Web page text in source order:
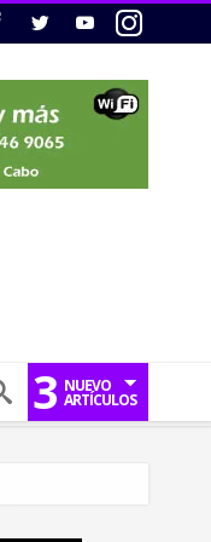
3 NUEVO
ARTÍCULOS